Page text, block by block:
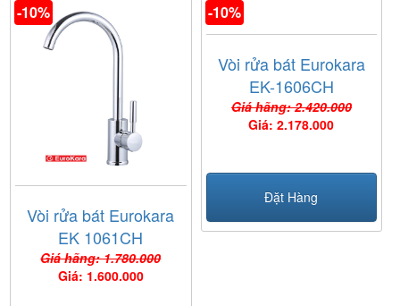
-10%
Vòi rửa bát Eurokara
EK 1061CH
Giá hãng: 1.780.000
Giá: 1.600.000
-10%
Vòi rửa bát Eurokara
EK-1606CH
Giá hãng: 2.420.000
Giá: 2.178.000
Đặt Hàng